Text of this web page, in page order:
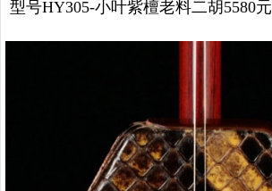
型号HY305-小叶紫檀老料二胡5580元